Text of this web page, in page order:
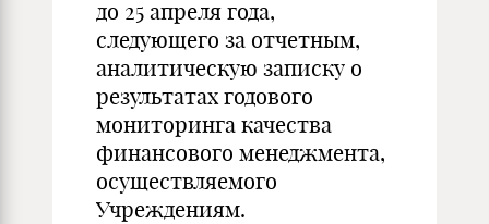
до 25 апреля года,
следующего за отчетным,
аналитическую записку о
результатах годового
мониторинга качества
финансового менеджмента,
осуществляемого
Учреждениям.